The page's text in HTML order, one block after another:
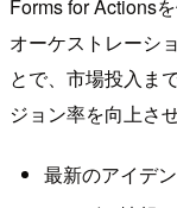
Forms for Actions
オーケストレーシ
とで、市場投入ま
ジョン率を向上さ
最新のアイデ